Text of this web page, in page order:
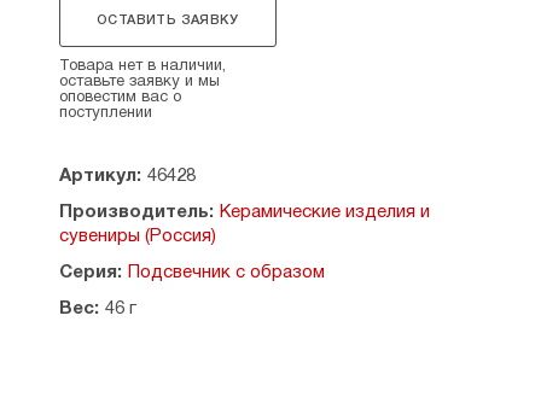
Страна производитель: Россия.
ОСТАВИТЬ ЗАЯВКУ
Товара нет в наличии,
оставьте заявку и мы
оповестим вас о
поступлении
Артикул: 46428
Производитель: Керамические изделия и
сувениры (Россия)
Серия: Подсвечник с образом
Вес: 46 г